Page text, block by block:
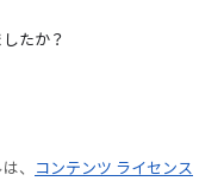
たか？
、
コンテンツ ライセンス